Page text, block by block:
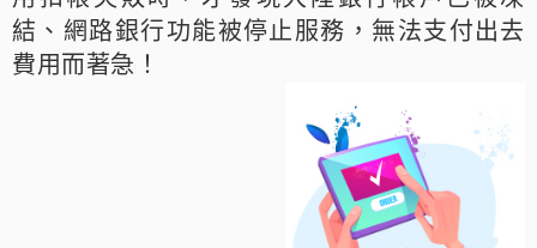
結、網路銀行功能被停止服務，無法支付出去
費用而著急！